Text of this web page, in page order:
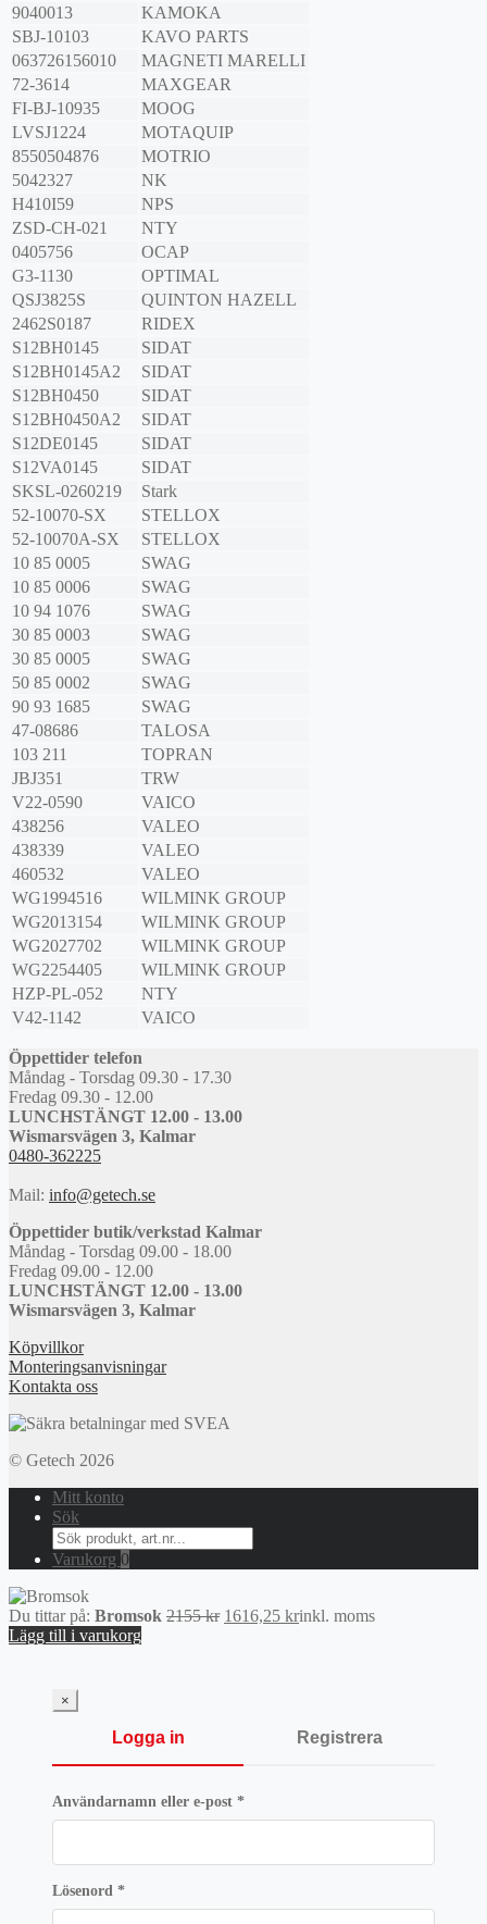
9040013
KAMOKA
SBJ-10103
KAVO PARTS
063726156010
MAGNETI MARELLI
72-3614
MAXGEAR
FI-BJ-10935
MOOG
LVSJ1224
MOTAQUIP
8550504876
MOTRIO
5042327
NK
H410I59
NPS
ZSD-CH-021
NTY
0405756
OCAP
G3-1130
OPTIMAL
QSJ3825S
QUINTON HAZELL
2462S0187
RIDEX
S12BH0145
SIDAT
S12BH0145A2
SIDAT
S12BH0450
SIDAT
S12BH0450A2
SIDAT
S12DE0145
SIDAT
S12VA0145
SIDAT
SKSL-0260219
Stark
52-10070-SX
STELLOX
52-10070A-SX
STELLOX
10 85 0005
SWAG
10 85 0006
SWAG
10 94 1076
SWAG
30 85 0003
SWAG
30 85 0005
SWAG
50 85 0002
SWAG
90 93 1685
SWAG
47-08686
TALOSA
103 211
TOPRAN
JBJ351
TRW
V22-0590
VAICO
438256
VALEO
438339
VALEO
460532
VALEO
WG1994516
WILMINK GROUP
WG2013154
WILMINK GROUP
WG2027702
WILMINK GROUP
WG2254405
WILMINK GROUP
HZP-PL-052
NTY
V42-1142
VAICO
Öppettider telefon
Måndag - Torsdag 09.30 - 17.30
Fredag 09.30 - 12.00
LUNCHSTÄNGT 12.00 - 13.00
Wismarsvägen 3, Kalmar
0480-362225
Mail: info@getech.se
Öppettider butik/verkstad Kalmar
Måndag - Torsdag 09.00 - 18.00
Fredag 09.00 - 12.00
LUNCHSTÄNGT 12.00 - 13.00
Wismarsvägen 3, Kalmar
Köpvillkor
Monteringsanvisningar
Kontakta oss
© Getech 2026
Mitt konto
Sök
Search
for:
Varukorg 0
Du tittar på: Bromsok 2155kr Det
1616,25 krDet
inkl. moms
Lägg till i varukorg
×
Logga in Registrera
Användarnamn eller e-post *Obligatoriskt
Lösenord *Obligatoriskt